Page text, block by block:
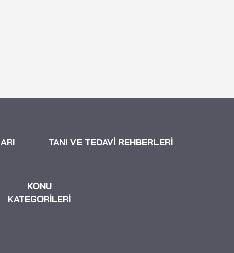
TANI VE TEDAVİ REHBERLERİ
KONU
KATEGORİLERİ